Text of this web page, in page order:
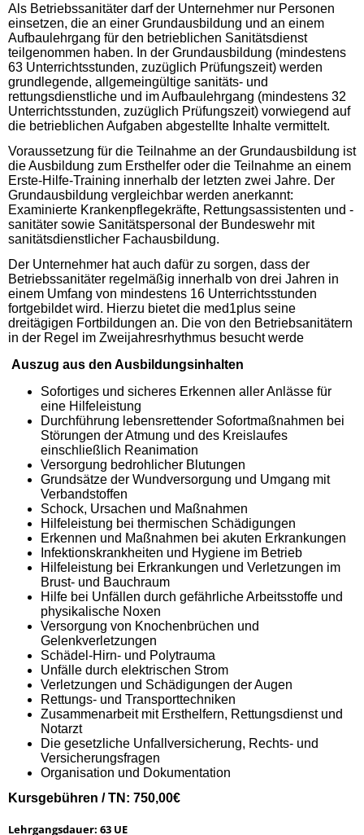
Als Betriebssanitäter darf der Unternehmer nur Personen
einsetzen, die an einer Grundausbildung und an einem
Aufbaulehrgang für den betrieblichen Sanitätsdienst
teilgenommen haben. In der Grundausbildung (mindestens
63 Unterrichtsstunden, zuzüglich Prüfungszeit) werden
grundlegende, allgemeingültige sanitäts- und
rettungsdienstliche und im Aufbaulehrgang (mindestens 32
Unterrichtsstunden, zuzüglich Prüfungszeit) vorwiegend auf
die betrieblichen Aufgaben abgestellte Inhalte vermittelt.
Voraussetzung für die Teilnahme an der Grundausbildung ist
die Ausbildung zum Ersthelfer oder die Teilnahme an einem
Erste-Hilfe-Training innerhalb der letzten zwei Jahre. Der
Grundausbildung vergleichbar werden anerkannt:
Examinierte Krankenpflegekräfte, Rettungsassistenten und -
sanitäter sowie Sanitätspersonal der Bundeswehr mit
sanitätsdienstlicher Fachausbildung.
Der Unternehmer hat auch dafür zu sorgen, dass der
Betriebssanitäter regelmäßig innerhalb von drei Jahren in
einem Umfang von mindestens 16 Unterrichtsstunden
fortgebildet wird. Hierzu bietet die med1plus seine
dreitägigen Fortbildungen an. Die von den Betriebsanitätern
in der Regel im Zweijahresrhythmus besucht werde
Auszug aus den Ausbildungsinhalten
Sofortiges und sicheres Erkennen aller Anlässe für
eine Hilfeleistung
Durchführung lebensrettender Sofortmaßnahmen bei
Störungen der Atmung und des Kreislaufes
einschließlich Reanimation
Versorgung bedrohlicher Blutungen
Grundsätze der Wundversorgung und Umgang mit
Verbandstoffen
Schock, Ursachen und Maßnahmen
Hilfeleistung bei thermischen Schädigungen
Erkennen und Maßnahmen bei akuten Erkrankungen
Infektionskrankheiten und Hygiene im Betrieb
Hilfeleistung bei Erkrankungen und Verletzungen im
Brust- und Bauchraum
Hilfe bei Unfällen durch gefährliche Arbeitsstoffe und
physikalische Noxen
Versorgung von Knochenbrüchen und
Gelenkverletzungen
Schädel-Hirn- und Polytrauma
Unfälle durch elektrischen Strom
Verletzungen und Schädigungen der Augen
Rettungs- und Transporttechniken
Zusammenarbeit mit Ersthelfern, Rettungsdienst und
Notarzt
Die gesetzliche Unfallversicherung, Rechts- und
Versicherungsfragen
Organisation und Dokumentation
Kursgebühren / TN: 750,00€
Lehrgangsdauer: 63 UE